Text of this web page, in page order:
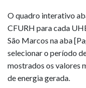
O quadro interativo
CFURH para cada
São Marcos na aba
selecionar o período
mostrados os valores
de energia gerada.